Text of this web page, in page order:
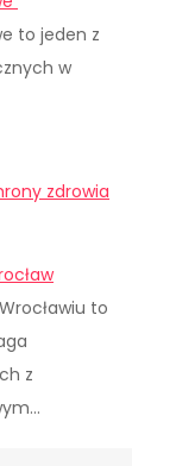
to jeden z
w
zdrowia
to
z